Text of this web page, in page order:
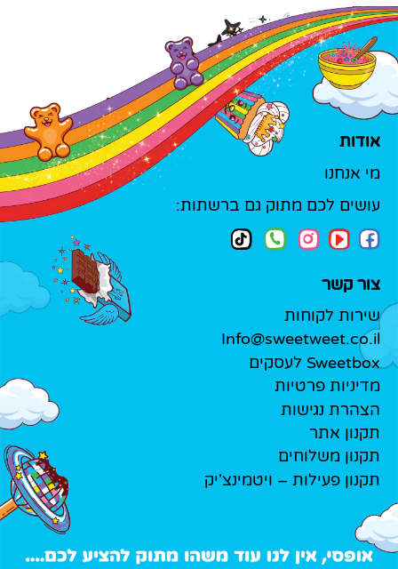
אודות
מי אנחנו
עושים לכם מתוק גם ברשתות:
צור קשר
שירות לקוחות
Info@sweetweet.co.il
Sweetbox לעסקים
מדיניות פרטיות
הצהרת נגישות
תקנון אתר
תקנון משלוחים
תקנון פעילות – ויטמינצ'יק